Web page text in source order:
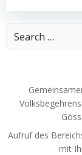
Search
Aufruf des
mit